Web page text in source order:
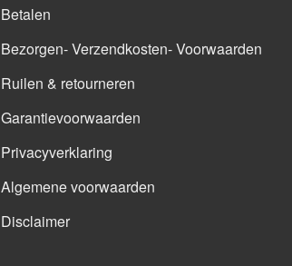
Betalen
Bezorgen- Verzendkosten- Voorwaarden
Ruilen & retourneren
Garantievoorwaarden
Privacyverklaring
Algemene voorwaarden
Disclaimer